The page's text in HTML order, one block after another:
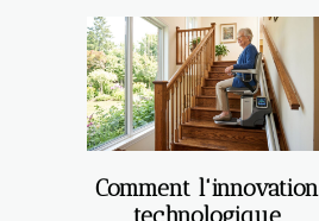
Comment l'innovation
technologique